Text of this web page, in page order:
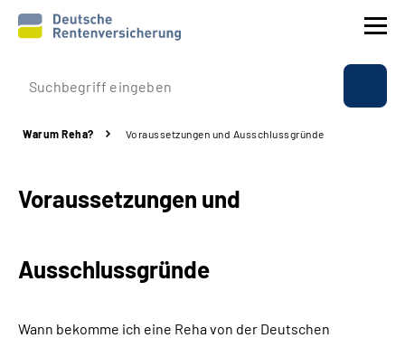
Prävention
Rente
Warum Reha? Voraussetzungen und Ausschlussgründe
Voraussetzungen und
Ausschlussgründe
Wann bekomme ich eine Reha von der Deutschen